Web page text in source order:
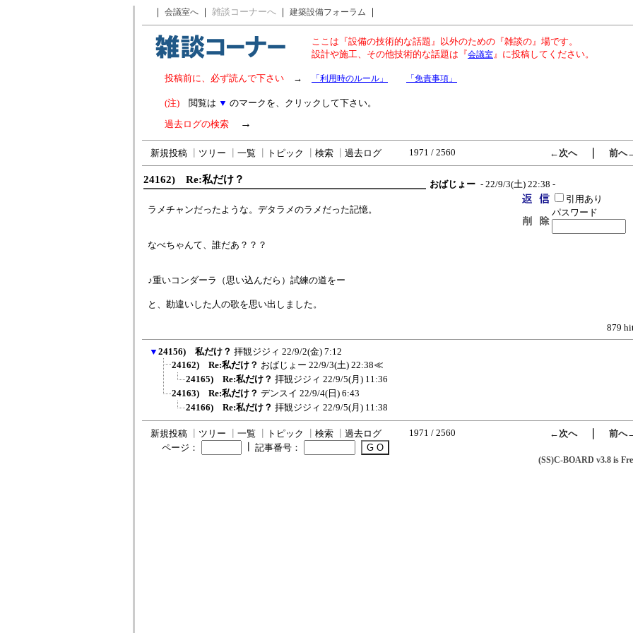
｜ 会議室へ ｜ 雑談コーナーへ ｜ 建築設備フォーラム ｜
ここは『設備の技術的な話題』以外のための『雑談の』場です。
設計や施工、その他技術的な話題は『会議室』に投稿してください。
投稿前に、必ず読んで下さい → 「利用時のルール」 「免責事項」
(注) 閲覧は ▼ のマークを、クリックして下さい。
過去ログの検索 →
新規投稿 ツリー 一覧 トピック 検索 過去ログ 1971 / 2560 ←次へ｜ 前へ
24162) Re:私だけ？ おばじょー - 22/9/3(土) 22:38 -
ラメチャンだったような。デタラメのラメだった記憶。
なべちゃんて、誰だあ？？？
♪重いコンダーラ（思い込んだら）試練の道をー
と、勘違いした人の歌を思い出しました。
引用あり
パスワード
879
▼ 24156) 私だけ？ 拝観ジジィ 22/9/2(金) 7:12
24162) Re:私だけ？ おばじょー 22/9/3(土) 22:38≪
24165) Re:私だけ？ 拝観ジジィ 22/9/5(月) 11:36
24163) Re:私だけ？ デンスイ 22/9/4(日) 6:43
24166) Re:私だけ？ 拝観ジジィ 22/9/5(月) 11:38
新規投稿 ツリー 一覧 トピック 検索 過去ログ 1971 / 2560 ←次へ｜ 前へ
ページ：
記事番号：
(SS)C-BOARD v3.8 is